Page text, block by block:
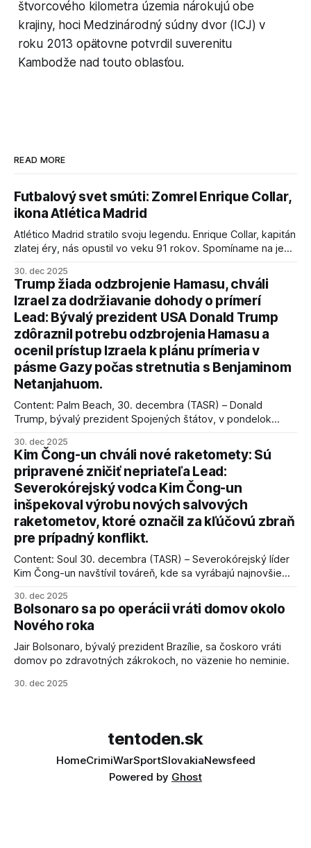
štvorcového kilometra územia nárokujú obe
krajiny, hoci Medzinárodný súdny dvor (ICJ) v
roku 2013 opätovne potvrdil suverenitu
Kambodže nad touto oblasťou.
READ MORE
Futbalový svet smúti: Zomrel Enrique Collar,
ikona Atlética Madrid
Atlético Madrid stratilo svoju legendu. Enrique Collar, kapitán
zlatej éry, nás opustil vo veku 91 rokov. Spomíname na jeho
30. dec 2025
Trump žiada odzbrojenie Hamasu, chváli
Izrael za dodržiavanie dohody o prímerí
Lead: Bývalý prezident USA Donald Trump
zdôraznil potrebu odzbrojenia Hamasu a
ocenil prístup Izraela k plánu prímeria v
pásme Gazy počas stretnutia s Benjaminom
Netanjahuom.
Content: Palm Beach, 30. decembra (TASR) – Donald
Trump, bývalý prezident Spojených štátov, v pondelok
kľúčové pre úspešné dosiahnutie prímeria v Gaze. Agentúra
AFP informuje, že Trump vyjadril presvedčenie, že Izrael plní
podmienky dohody o prí
30. dec 2025
Kim Čong-un chváli nové raketomety: Sú
pripravené zničiť nepriateľa Lead:
Severokórejský vodca Kim Čong-un
inšpekoval výrobu nových salvových
raketometov, ktoré označil za kľúčovú zbraň
pre prípadný konflikt.
Content: Soul 30. decembra (TASR) – Severokórejský líder
Kim Čong-un navštívil továreň, kde sa vyrábajú najnovšie
schopnosti. Informovali o tom štátne médiá KĽDR, na ktoré
sa odvoláva agentúra AFP.
30. dec 2025
Bolsonaro sa po operácii vráti domov okolo
Nového roka
Jair Bolsonaro, bývalý prezident Brazílie, sa čoskoro vráti
domov po zdravotných zákrokoch, no väzenie ho neminie.
30. dec 2025
tentoden.sk
HomeCrimiWarSportSlovakiaNewsfeed
Powered by Ghost